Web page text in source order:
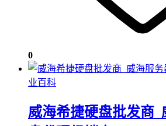
0
业百科
威海希捷硬盘批发商